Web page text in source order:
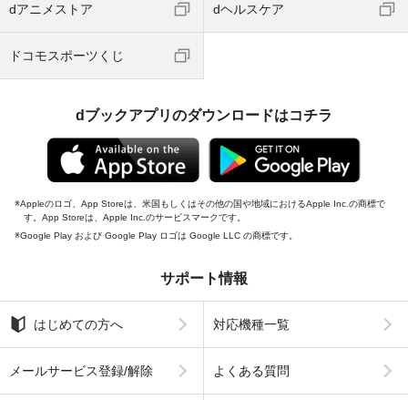
dアニメストア dヘルスケア
ドコモスポーツくじ
dブックアプリのダウンロードはコチラ
Appleのロゴ、App Storeは、米国もしくはその他の国や地域におけるApple Inc.の商標で
す。App Storeは、Apple Inc.のサービスマークです。
Google Play および Google Play ロゴは Google LLC の商標です。
サポート情報
はじめての方へ 対応機種一覧
メールサービス登録/解除 よくある質問